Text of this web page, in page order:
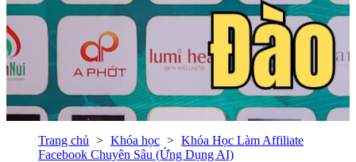
Trang chủ Khóa học
Khóa Học Làm Affiliate
Facebook Chuyên Sâu (Ứng Dụng AI)